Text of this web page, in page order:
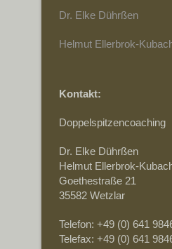
Dr. Elke Dührßen
Helmut Ellerbrok-
Kontakt:
Doppelspitzencoaching
Dr. Elke Dührßen
Helmut Ellerbrok-
Goethestraße 21
35582 Wetzlar
Telefon: +49 (0) 641
Telefax: +49 (0) 641